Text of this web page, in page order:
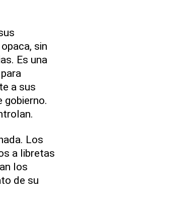
sin
Es una
a sus
gobierno.
Los
a libretas
los
de su